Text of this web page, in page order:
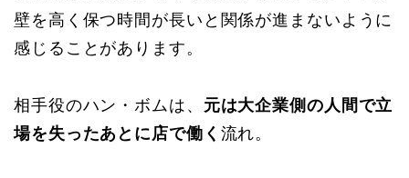
壁を高く保つ時間が長いと関係が進まないように
感じることがあります。
相手役のハン・ボムは、 元は大企業側の人間で立
場を失ったあとに店で働く 流れ。